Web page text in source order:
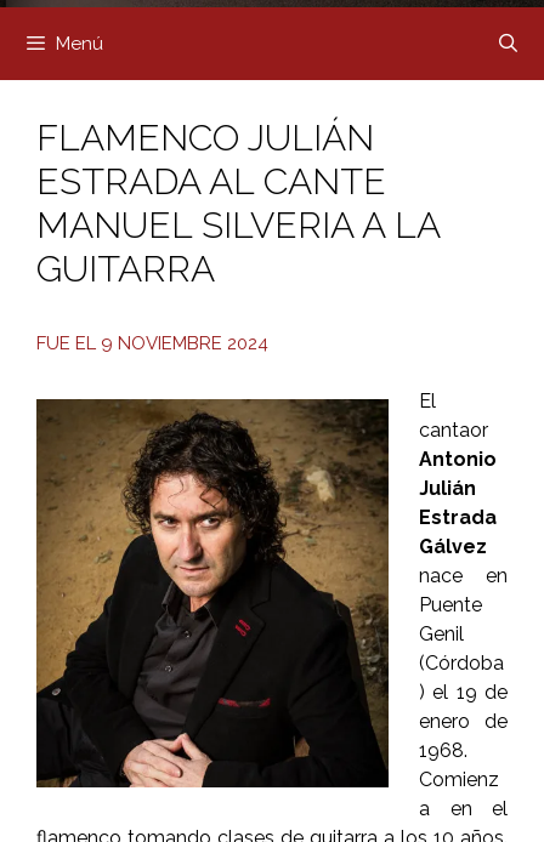
Menú
FLAMENCO JULIÁN
ESTRADA AL CANTE
MANUEL SILVERIA A LA
GUITARRA
FUE EL 9 NOVIEMBRE 2024
El
cantaor
Antonio
Julián
Estrada
Gálvez
nace en
Puente
Genil
(Córdoba
) el 19 de
enero de
1968.
Comienz
a en el